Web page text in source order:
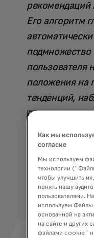
рекомендаций
Его алгоритм
подмножество
пользователя
положения на
тенденций,
делает его
только по
Nadav Yekutiel,
Как мы
согласие
Мы используем
технологии
чтобы улучшить
понять нашу
пользователями.
используем
основанной на
на сайте и других
файлами cookie"